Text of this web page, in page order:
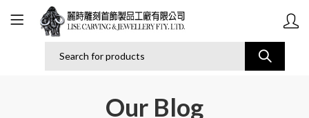
Our Blog